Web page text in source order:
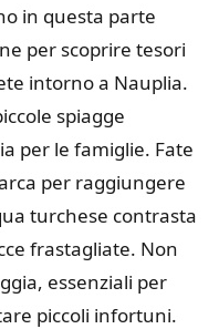
in questa parte
per scoprire tesori
intorno a Nauplia.
spiagge
per le famiglie. Fate
per raggiungere
turchese contrasta
frastagliate. Non
essenziali per
piccoli infortuni.